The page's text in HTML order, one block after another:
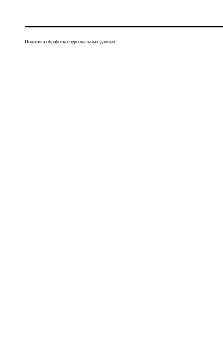
Политика обработки персональных данных